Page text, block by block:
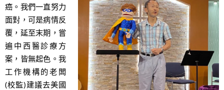
癌。我們一直努力
面對，可是病情反
覆，延至末期，嘗
遍中西醫診療方
案，皆無起色。我
工作機構的老闆
(校監)建議去美國